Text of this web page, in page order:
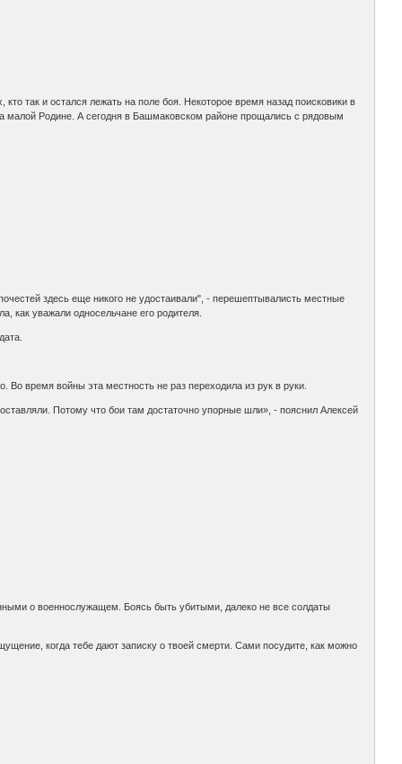
так и остался лежать на поле боя. Некоторое время назад поисковики в
малой Родине. А сегодня в Башмаковском районе прощались с рядовым
здесь еще никого не удостаивали", - перешептывалисть местные
как уважали односельчане его родителя.
время войны эта местность не раз переходила из рук в руки.
Потому что бои там достаточно упорные шли», - пояснил Алексей
о военнослужащем. Боясь быть убитыми, далеко не все солдаты
когда тебе дают записку о твоей смерти. Сами посудите, как можно